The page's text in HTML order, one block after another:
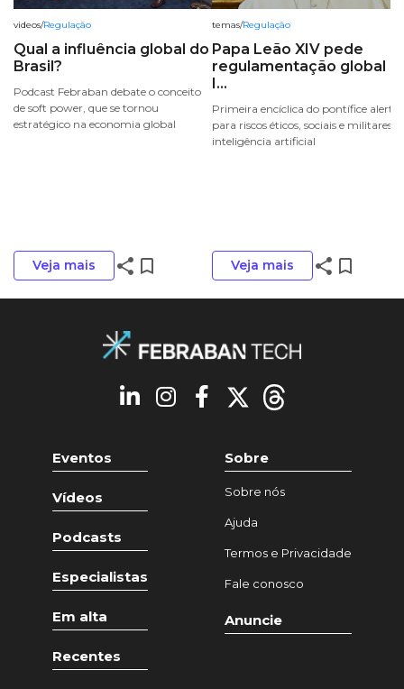
videos/Regulação
Qual a influência global do
Brasil?
Podcast Febraban debate o conceito
de soft power, que se tornou
estratégico na economia global
Veja mais share bookmark_border
temas/Regulação
Papa Leão XIV pede
regulamentação global
I...
Primeira encíclica do pontífice alerta
para riscos éticos, sociais e militares
inteligência artificial
Veja mais share bookmark_border
Eventos
Vídeos
Podcasts
Especialistas
Em alta
Recentes
Sobre
Sobre nós
Ajuda
Termos e Privacidade
Fale conosco
Anuncie